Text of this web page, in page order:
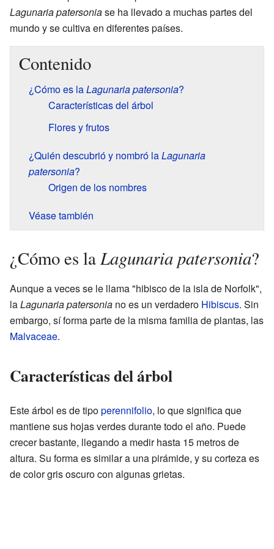
Lagunaria patersoniase ha llevado a muchas partes del
mundo y se cultiva en diferentes países.
Contenido
¿Cómo es laLagunaria patersonia?
Características del árbol
Flores y frutos
¿Quién descubrió y nombró laLagunaria
patersonia?
Origen de los nombres
Véase también
¿Cómo es laLagunaria patersonia?
Aunque a veces se le llama "hibisco de la isla de Norfolk",
laLagunaria patersonia no es un verdadero Hibiscus. Sin
embargo, sí forma parte de la misma familia de plantas, las
Malvaceae.
Características del árbol
Este árbol es de tipoperennifolio, lo que significa que
mantiene sus hojas verdes durante todo el año. Puede
crecer bastante, llegando a medir hasta 15 metros de
altura. Su forma es similar a una pirámide, y su corteza es
de color gris oscuro con algunas grietas.